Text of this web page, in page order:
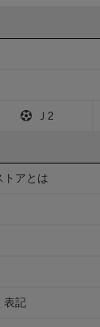
Ｊ2
トアとは
表記